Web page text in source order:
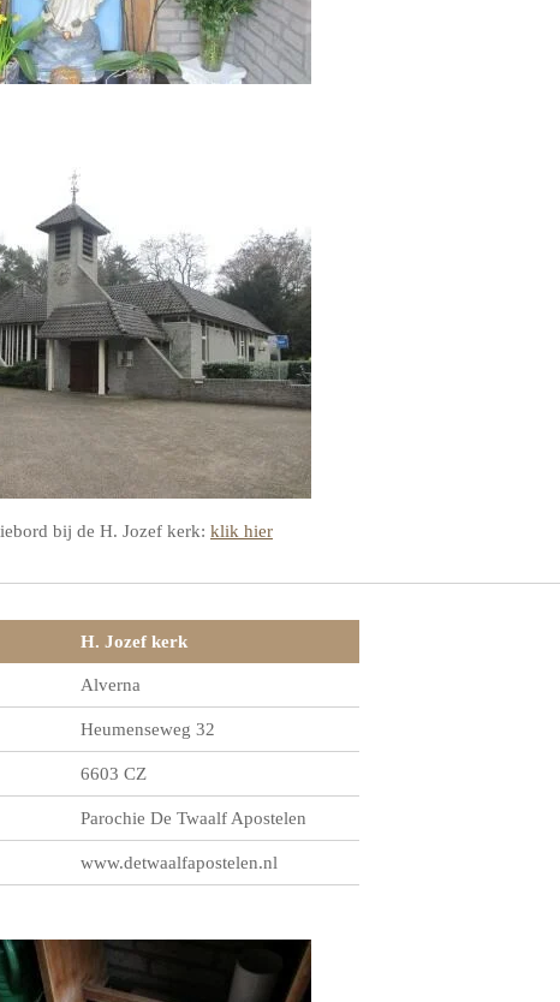
bij de H. Jozef kerk: klik hier
H. Jozef kerk
Alverna
Heumenseweg 32
6603 CZ
Parochie De Twaalf Apostelen
www.detwaalfapostelen.nl